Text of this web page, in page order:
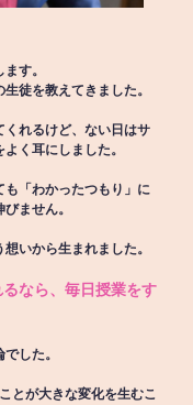
す。
徒を教えてきました。
くれるけど、ない日はサ
く耳にしました。
「わかったつもり」に
ません。
いから生まれました。
るなら、毎日授業をす
した。
とが大きな変化を生むこ